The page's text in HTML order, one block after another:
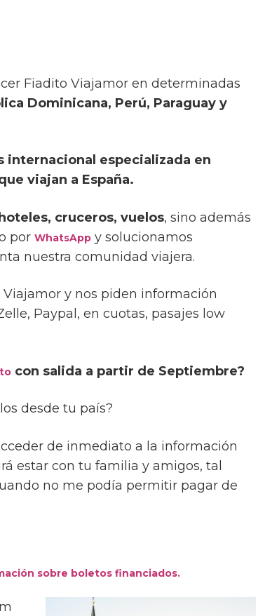
Fiadito Viajamor en determinadas
Dominicana, Perú, Paraguay y
internacional especializada en
viajan a España.
cruceros, vuelos, sino además
porWhatsApp y solucionamos
nuestra comunidad viajera.
y nos piden información
Paypal, en cuotas, pasajes low
con salida a partir de Septiembre?
desde tu país?
de inmediato a la información
estar con tu familia y amigos, tal
no me podía permitir pagar de
sobre boletos financiados.